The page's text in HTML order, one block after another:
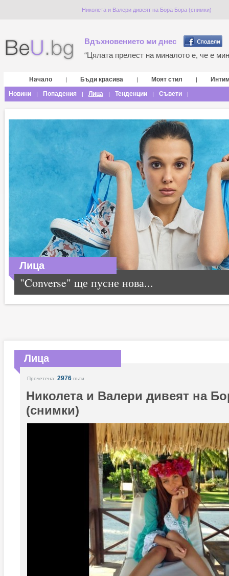
Николета и Валери дивеят на Бора Бора (снимки)
Вдъхновението ми днес
“Цялата прелест на миналото е, че е
Начало | Бъди красива | Моят стил |
Новини
| Попадения | Лица | Тенденции | Съвети |
Лица
"Converse" ще пусне нова...
Лица
Прочетена: 2976 пъти
Николета и Валери дивеят на
(снимки)